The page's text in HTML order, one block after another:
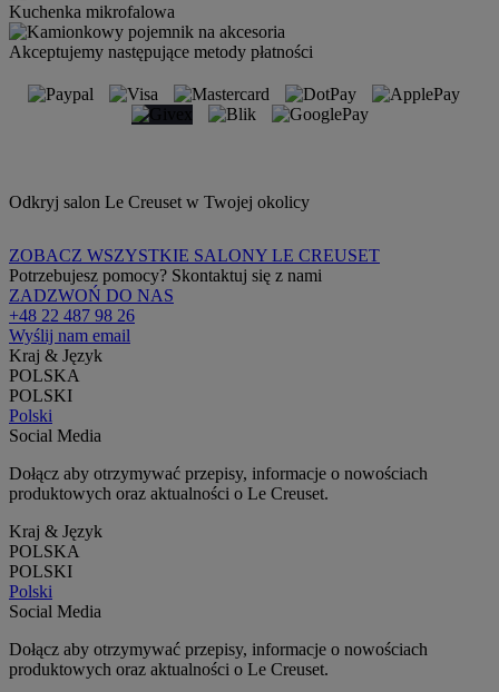
Kuchenka mikrofalowa
Akceptujemy następujące metody płatności
Odkryj salon Le Creuset w Twojej okolicy
ZOBACZ WSZYSTKIE SALONY LE CREUSET
Potrzebujesz pomocy? Skontaktuj się z nami
ZADZWOŃ DO NAS
+48 22 487 98 26
Wyślij nam email
Kraj & Język
POLSKA
POLSKI
Polski
Social Media
Dołącz aby otrzymywać przepisy, informacje o nowościach
produktowych oraz aktualności o Le Creuset.
Kraj & Język
POLSKA
POLSKI
Polski
Social Media
Dołącz aby otrzymywać przepisy, informacje o nowościach
produktowych oraz aktualności o Le Creuset.